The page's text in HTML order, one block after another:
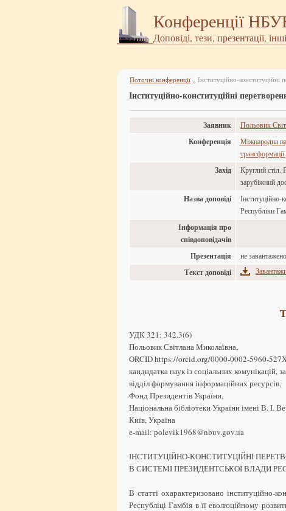
Конференції
Доповіді, тези, презентації,
Поточні конференції » Інституційно-конституційні
Інституційно-конституційні
Заявник Польовик
Конференція
Міжнародна
Захід
Круглий стіл.
зарубіжний
Назва доповіді
Інституційно-
Республіки
Інформація про
співдоповідачів
Презентація
не завантажено
Текст доповіді
УДК 321: 342.3(6)
Польовик Світлана Миколаївна,
ORCID https://orcid.org/0000-0002-5960-
кандидатка наук із соціальних комунікацій,
відділ формування інформаційних ресурсів,
Фонд Президентів України,
Національна бібліотеки України імені В. І.
Київ, Україна
е-mail: рolevik1968@nbuv.gov.ua
ІНСТИТУЦІЙНО-КОНСТИТУЦІЙНІ
В СИСТЕМІ ПРЕЗИДЕНТСЬКОЇ ВЛАДИ
В статті охарактеризовано інституційно-
Республіці Гамбія в її еволюційному